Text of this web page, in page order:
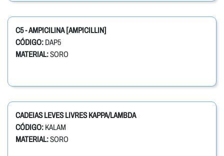
C5 - AMPICILINA [AMPICILLIN]
CÓDIGO: DAP5
MATERIAL:SORO
CADEIAS LEVES LIVRES KAPPA/LAMBDA
CÓDIGO: KALAM
MATERIAL:SORO